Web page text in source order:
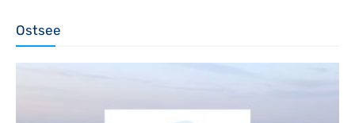
Ostsee